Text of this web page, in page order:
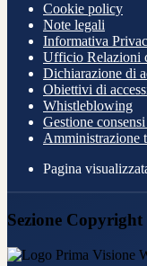
Cookie policy
Note legali
Informativa
Ufficio Relazioni
Dichiarazione di
Obiettivi di
Whistleblowing
Gestione
Amministrazione
Pagina
Sezione Copyright